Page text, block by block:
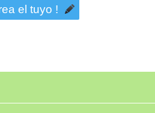
el tuyo !